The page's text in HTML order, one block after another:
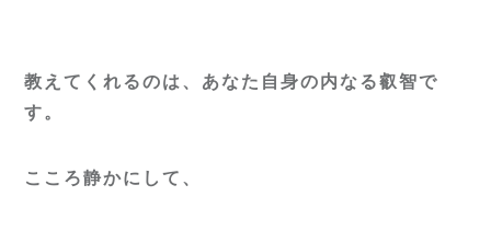
教えてくれるのは、あなた自身の内なる叡智で
す。
こころ静かにして、